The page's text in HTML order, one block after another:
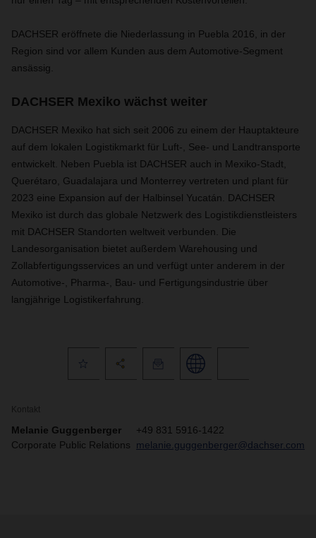
DACHSER eröffnete die Niederlassung in Puebla 2016, in der
Region sind vor allem Kunden aus dem Automotive-Segment
ansässig.
DACHSER Mexiko wächst weiter
DACHSER Mexiko hat sich seit 2006 zu einem der Hauptakteure
auf dem lokalen Logistikmarkt für Luft-, See- und Landtransporte
entwickelt. Neben Puebla ist DACHSER auch in Mexiko-Stadt,
Querétaro, Guadalajara und Monterrey vertreten und plant für
2023 eine Expansion auf der Halbinsel Yucatán. DACHSER
Mexiko ist durch das globale Netzwerk des Logistikdienstleisters
mit DACHSER Standorten weltweit verbunden. Die
Landesorganisation bietet außerdem Warehousing und
Zollabfertigungsservices an und verfügt unter anderem in der
Automotive-, Pharma-, Bau- und Fertigungsindustrie über
langjährige Logistikerfahrung.
Kontakt
Melanie Guggenberger
Corporate Public Relations
+49 831 5916-1422
melanie.guggenberger@dachser.com